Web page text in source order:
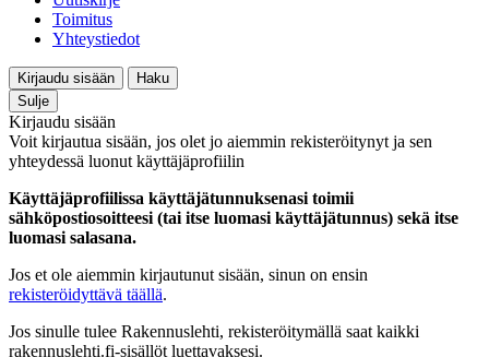
Toimitus
Yhteystiedot
Kirjaudu sisään
Haku
Sulje
Kirjaudu sisään
Voit kirjautua sisään, jos olet jo aiemmin rekisteröitynyt ja sen
yhteydessä luonut käyttäjäprofiilin
Käyttäjäprofiilissa käyttäjätunnuksenasi toimii
sähköpostiosoitteesi (tai itse luomasi käyttäjätunnus) sekä itse
luomasi salasana.
Jos et ole aiemmin kirjautunut sisään, sinun on ensin
rekisteröidyttävä täällä.
Jos sinulle tulee Rakennuslehti, rekisteröitymällä saat kaikki
rakennuslehti.fi-sisällöt luettavaksesi.